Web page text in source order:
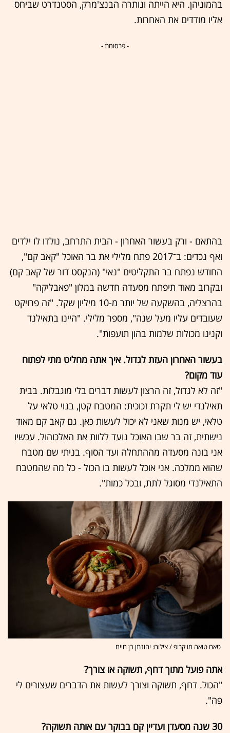
בהמוניהן. היא הייתה ונותרה הבנצ'מרק, הסטנדרט שביחס
אליו מודדים את האחרות.
- פרסומת -
בהתאם - ורק בעשור האחרון - הבית התרחב, נולדו לו ילדים
ואף נכדים: ב־2017 פתח מלילי את בר האוכל "קאב קם",
החודש נפתח בר התקליטים "נאי" (הנקסט דור של קאב קם)
ובקרוב מאוד תיפתח מסעדה חדשה במלון "פאבליקה"
בהרצליה, בהשקעה של יותר מ-10 מיליון שקל. "זה פרויקט
שעובדים עליו מעל שנה", מספר מלילי. "היינו בתאילנד
וקנינו מכולות שלמות בהון תועפות".
בעשור האחרון העזת לגדול. איך אתה מחליט מתי לפתוח
עוד מקום?
"זה לא לגדול, זה הרצון לעשות דברים בלי מוגבלות. בבית
תאילנדי יש לי תקרת זכוכית: המטבח קטן, בנוי טלאי על
טלאי, יש מנות שאני לא יכול לעשות כאן. גם קאב קם מאוד
נישתית, זה בר שבו האוכל נועד ללוות את האלכוהול. עכשיו
אני בונה מסעדה מההתחלה ועד הסוף. בניתי שם מטבח
שהוא ממלכה. אני אוכל לעשות בו הכול - כל מה שהמטבח
התאילנדי מסוגל לתת, ובכל כמות".
טאם טואה מו קרופ / צילום: יהונתן בן חיים
אתה פועל מתוך דחף, תשוקה או צורך?
"הכול. דחף, תשוקה וצורך לעשות את הדברים שעצורים לי
פה".
30 שנה מסעדן ועדיין קם בבוקר עם אותה תשוקה?